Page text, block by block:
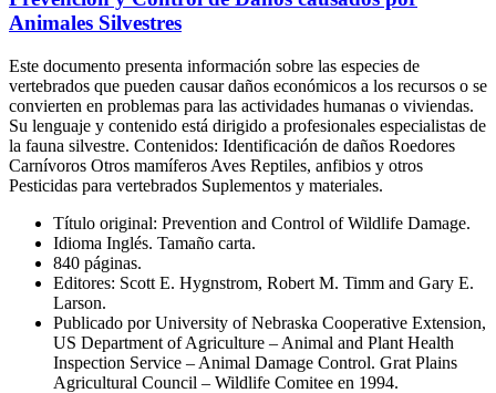
Animales Silvestres
Este documento presenta información sobre las especies de
vertebrados que pueden causar daños económicos a los recursos o se
convierten en problemas para las actividades humanas o viviendas.
Su lenguaje y contenido está dirigido a profesionales especialistas de
la fauna silvestre. Contenidos: Identificación de daños Roedores
Carnívoros Otros mamíferos Aves Reptiles, anfibios y otros
Pesticidas para vertebrados Suplementos y materiales.
Título original: Prevention and Control of Wildlife Damage.
Idioma Inglés. Tamaño carta.
840 páginas.
Editores: Scott E. Hygnstrom, Robert M. Timm and Gary E.
Larson.
Publicado por University of Nebraska Cooperative Extension,
US Department of Agriculture – Animal and Plant Health
Inspection Service – Animal Damage Control. Grat Plains
Agricultural Council – Wildlife Comitee en 1994.